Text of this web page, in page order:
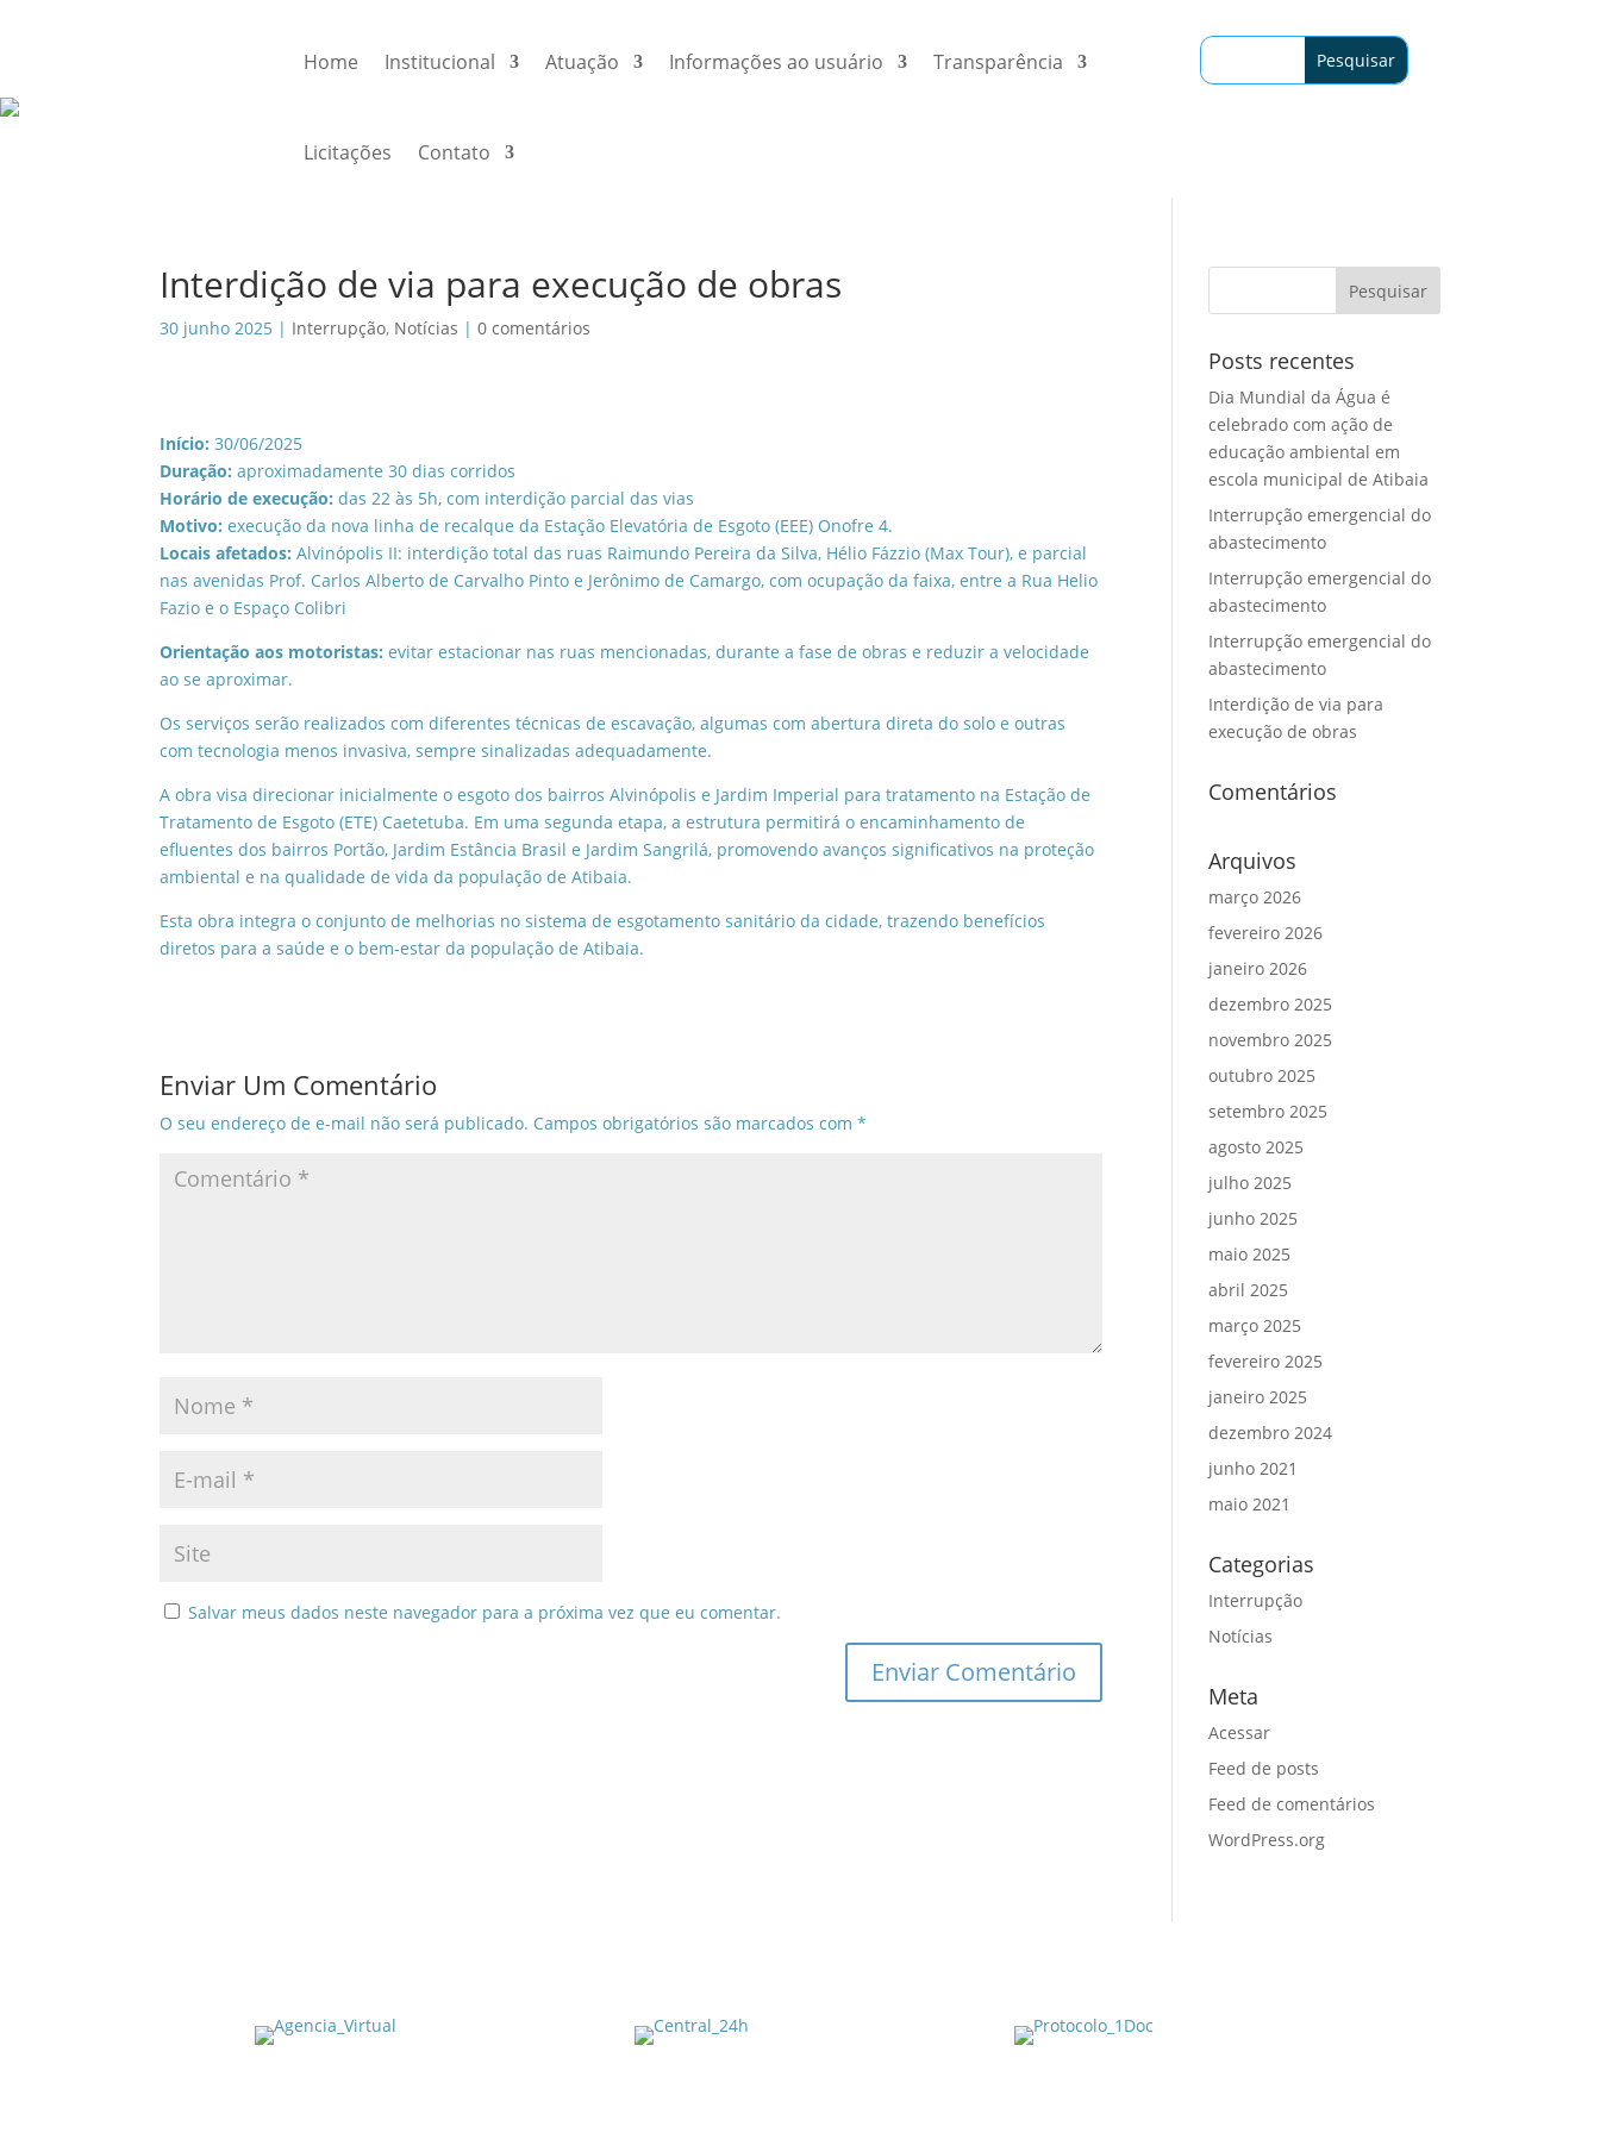
Home Institucional Atuação Informações ao usuário Transparência
Licitações Contato
Interdição de via para execução de obras
30 junho 2025 | Interrupção, Notícias |0 comentários
Início:30/06/2025
Duração:aproximadamente 30 dias corridos
Horário de execução: das 22 às 5h, com interdição parcial das vias
Motivo: execução da nova linha de recalque da Estação Elevatória de Esgoto (EEE) Onofre 4.
Locais afetados: Alvinópolis II: interdição total das ruas Raimundo Pereira da Silva, Hélio Fázzio (Max Tour), e parcial
nas avenidas Prof. Carlos Alberto de Carvalho Pinto e Jerônimo de Camargo, com ocupação da faixa, entre a Rua Helio
Fazio e o Espaço Colibri
Orientação aos motoristas: evitar estacionar nas ruas mencionadas, durante a fase de obras e reduzir a velocidade
ao se aproximar.
Os serviços serão realizados com diferentes técnicas de escavação, algumas com abertura direta do solo e outras
com tecnologia menos invasiva, sempre sinalizadas adequadamente.
A obra visa direcionar inicialmente o esgoto dos bairros Alvinópolis e Jardim Imperial para tratamento na Estação de
Tratamento de Esgoto (ETE) Caetetuba. Em uma segunda etapa, a estrutura permitirá o encaminhamento de
efluentes dos bairros Portão, Jardim Estância Brasil e Jardim Sangrilá, promovendo avanços significativos na proteção
ambiental e na qualidade de vida da população de Atibaia.
Esta obra integra o conjunto de melhorias no sistema de esgotamento sanitário da cidade, trazendo benefícios
diretos para a saúde e o bem-estar da população de Atibaia.
Enviar Um Comentário
O seu endereço de e-mail não será publicado. Campos obrigatórios são marcados com*
Salvar meus dados neste navegador para a próxima vez que eu comentar.
Posts recentes
Dia Mundial da Água é
celebrado com ação de
educação ambiental em
escola municipal de Atibaia
Interrupção emergencial do
abastecimento
Interrupção emergencial do
abastecimento
Interrupção emergencial do
abastecimento
Interdição de via para
execução de obras
Comentários
Arquivos
março 2026
fevereiro 2026
janeiro 2026
dezembro 2025
novembro 2025
outubro 2025
setembro 2025
agosto 2025
julho 2025
junho 2025
maio 2025
abril 2025
março 2025
fevereiro 2025
janeiro 2025
dezembro 2024
junho 2021
maio 2021
Categorias
Interrupção
Notícias
Meta
Acessar
Feed de posts
Feed de comentários
WordPress.org